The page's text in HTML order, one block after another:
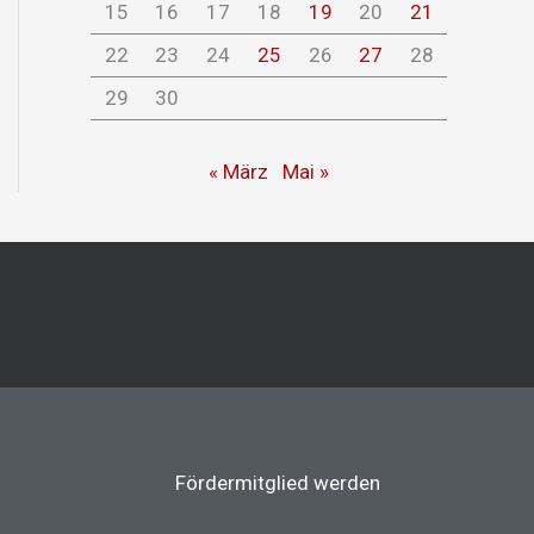
15
16 17 18 19 20
21
22
23 24 25 26 27
28
29
30
« März Mai »
Fördermitglied werden